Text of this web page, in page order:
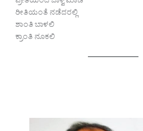
ರೀತಿಯಂತೆ ನಡೆದರಲ್ಲಿ
ಶಾಂತಿ ಬಾಳಲಿ
ಕ್ರಾಂತಿ ನೂಕಲಿ